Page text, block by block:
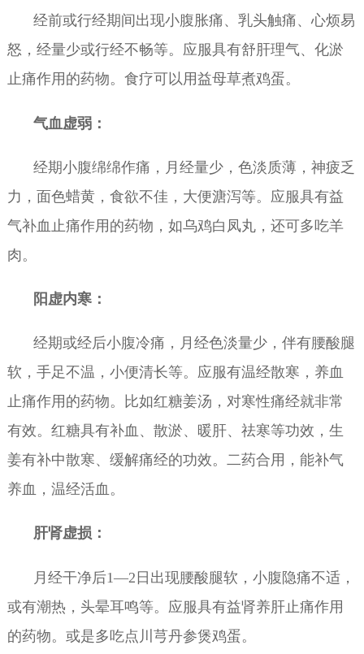
经前或行经期间出现小腹胀痛、乳头触痛、心烦易
怒，经量少或行经不畅等。应服具有舒肝理气、化淤
止痛作用的药物。食疗可以用益母草煮鸡蛋。
气血虚弱：
经期小腹绵绵作痛，月经量少，色淡质薄，神疲乏
力，面色蜡黄，食欲不佳，大便溏泻等。应服具有益
气补血止痛作用的药物，如乌鸡白凤丸，还可多吃羊
肉。
阳虚内寒：
经期或经后小腹冷痛，月经色淡量少，伴有腰酸腿
软，手足不温，小便清长等。应服有温经散寒，养血
止痛作用的药物。比如红糖姜汤，对寒性痛经就非常
有效。红糖具有补血、散淤、暖肝、祛寒等功效，生
姜有补中散寒、缓解痛经的功效。二药合用，能补气
养血，温经活血。
肝肾虚损：
月经干净后1—2日出现腰酸腿软，小腹隐痛不适，
或有潮热，头晕耳鸣等。应服具有益肾养肝止痛作用
的药物。或是多吃点川芎丹参煲鸡蛋。